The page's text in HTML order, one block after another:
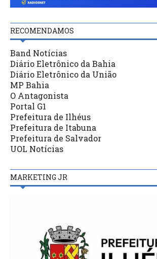
RECOMENDAMOS
Band Notícias
Diário Eletrônico da Bahia
Diário Eletrônico da União
MP Bahia
O Antagonista
Portal G1
Prefeitura de Ilhéus
Prefeitura de Itabuna
Prefeitura de Salvador
UOL Notícias
MARKETING JR